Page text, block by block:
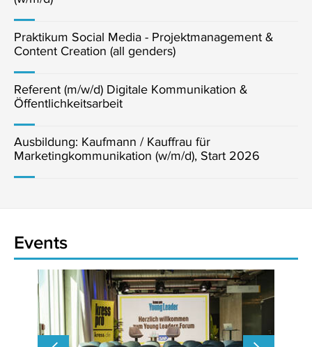
Praktikum Social Media - Projektmanagement &
Content Creation (all genders)
Referent (m/w/d) Digitale Kommunikation &
Öffentlichkeitsarbeit
Ausbildung: Kaufmann / Kauffrau für
Marketingkommunikation (w/m/d), Start 2026
Events